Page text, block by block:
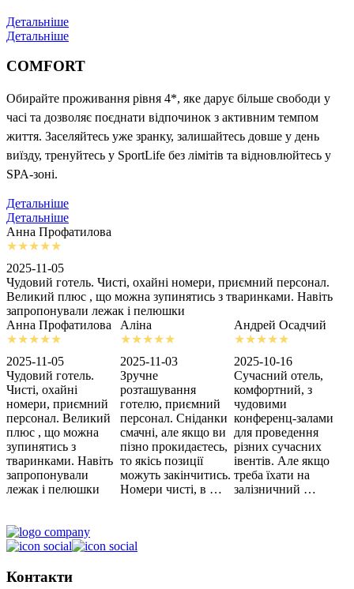
Детальніше
Детальніше
COMFORT
Обирайте проживання рівня 4*, яке дарує більше свободи у
часі та дозволяє поєднати відпочинок з активним темпом
життя. Заселяйтесь уже зранку, залишайтесь довше у день
виїзду, тренуйтесь у SportLife без лімітів та відновлюйтесь у
SPA-зоні.
Детальніше
Детальніше
Анна Профатилова
2025-11-05
Чудовий готель. Чисті, охайні номери, приємний персонал.
Великий плюс , що можна зупинятись з тваринками. Навіть
запропонували лежак і пелюшки
Анна Профатилова
2025-11-05
Чудовий готель.
Чисті, охайні
номери, приємний
персонал. Великий
плюс , що можна
зупинятись з
тваринками. Навіть
запропонували
лежак і пелюшки
Аліна
2025-11-03
Зручне
розташування
готелю, приємний
персонал. Сніданки
смачні, але якщо ви
пізно прокидаєтесь,
то якісь позиції
можуть закінчитись.
Номери чисті, в …
Андрей Осадчий
2025-10-16
Сучасний отель,
комфортний, з
чудовими
конференц-залами
для проведення
різних сучасних
івентів. Але якщо
треба їхати на
залізничний …
Контакти